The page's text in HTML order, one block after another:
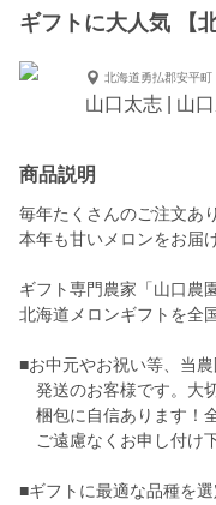
ギフトに大人気
北海道勇払郡安平町
山口太志 | 山
商品説明
毎年たくさんのご注文あ
本年も甘いメロンをお届
ギフト専門農家「山口農
北海道メロンギフトを全
■お中元やお祝い等、当
発送のお客様です。大
梱包に自信あります！
ご遠慮なくお申し付け下
■ギフトに最適な品種を選